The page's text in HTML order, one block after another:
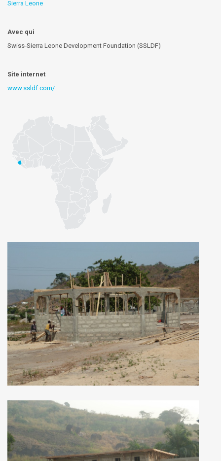
Sierra Leone
Avec qui
Swiss-Sierra Leone Development Foundation (SSLDF)
Site internet
www.ssldf.com/